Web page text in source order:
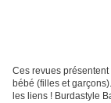
Ces revues
bébé (filles et
les liens ! Burdastyle